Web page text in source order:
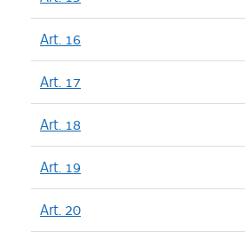
Art. 16
Art. 17
Art. 18
Art. 19
Art. 20